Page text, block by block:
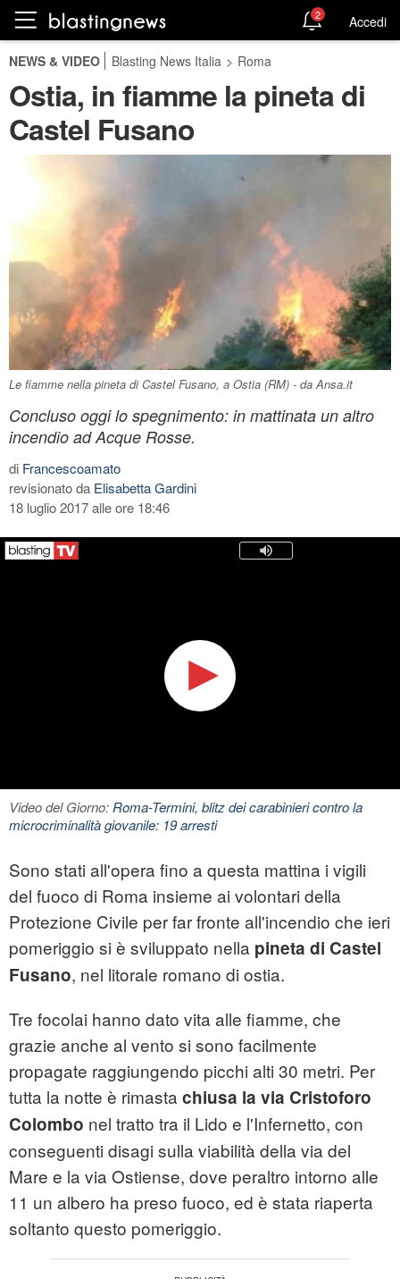
2 Accedi
NEWS & VIDEO Blasting News Italia > Roma
Ostia, in fiamme la pineta di
Castel Fusano
Le fiamme nella pineta di Castel Fusano, a Ostia (RM) - da Ansa.it
Concluso oggi lo spegnimento: in mattinata un altro
incendio ad Acque Rosse.
di Francescoamato
revisionato da Elisabetta Gardini
18 luglio 2017 alle ore 18:46
Video del Giorno:Roma-Termini, blitz dei carabinieri contro la
microcriminalità giovanile: 19 arresti
Sono stati all'opera fino a questa mattina i vigili
del fuoco di Roma insieme ai volontari della
Protezione Civile per far fronte all'incendio che ieri
pomeriggio si è sviluppato nella pineta di Castel
Fusano, nel litorale romano di ostia.
Tre focolai hanno dato vita alle fiamme, che
grazie anche al vento si sono facilmente
propagate raggiungendo picchi alti 30 metri. Per
tutta la notte è rimasta chiusa la via Cristoforo
Colombo nel tratto tra il Lido e l'Infernetto, con
conseguenti disagi sulla viabilità della via del
Mare e la via Ostiense, dove peraltro intorno alle
11 un albero ha preso fuoco, ed è stata riaperta
soltanto questo pomeriggio.